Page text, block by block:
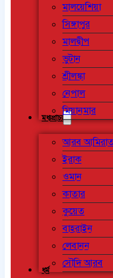
মালয়েশিয়া
সিঙ্গাপুর
মালদ্বীপ
ভুটান
শ্রীলঙ্কা
নেপাল
মিয়ানমার
মধ্যপ্রাচ্য
আরব
ইরাক
ওমান
কাতার
কুয়েত
বাহরাইন
লেবানন
সৌদি আরব
ধর্ম